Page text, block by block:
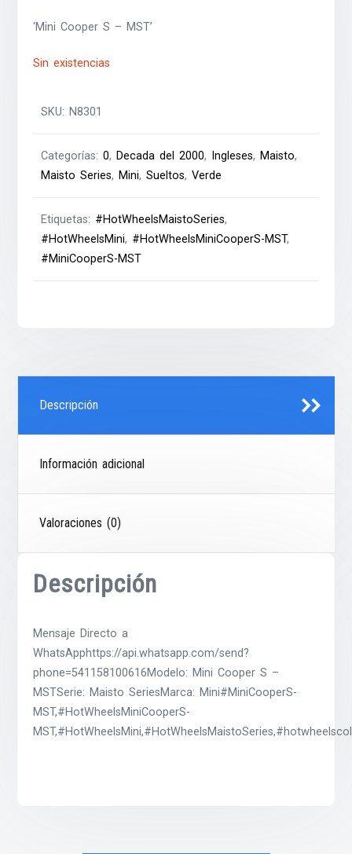
‘Mini Cooper S – MST’
Sin existencias
SKU: N8301
Categorías:0, Decada del 2000, Ingleses, Maisto,
Maisto Series, Mini,Sueltos,Verde
Etiquetas: #HotWheelsMaistoSeries,
#HotWheelsMini, #HotWheelsMiniCooperS-MST,
#MiniCooperS-MST
Descripción
Información adicional
Valoraciones (0)
Descripción
Mensaje Directo a
WhatsApphttps://api.whatsapp.com/send?
phone=541158100616Modelo: Mini Cooper S –
MSTSerie: Maisto SeriesMarca: Mini#MiniCooperS-
MST,#HotWheelsMiniCooperS-